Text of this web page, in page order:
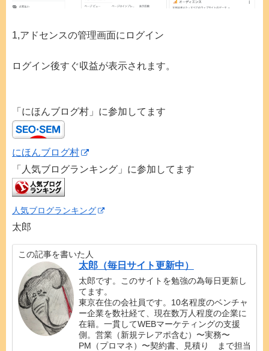
1,アドセンスの管理画面にログイン
ログイン後すぐ収益が表示されます。
「にほんブログ村」に参加してます
にほんブログ村
「人気ブログランキング」に参加してます
人気ブログランキング
太郎
この記事を書いた人
太郎（毎日サイト更新中）
太郎です。このサイトを勉強の為毎日更新し
てます。
東京在住の会社員です。10名程度のベンチャ
ー企業を数社経て、現在数万人程度の企業に
在籍。一貫してWEBマーケティングの支援
側。営業（新規テレアポ含む）〜実務〜
PM（プロマネ）〜契約書、見積り まで担当